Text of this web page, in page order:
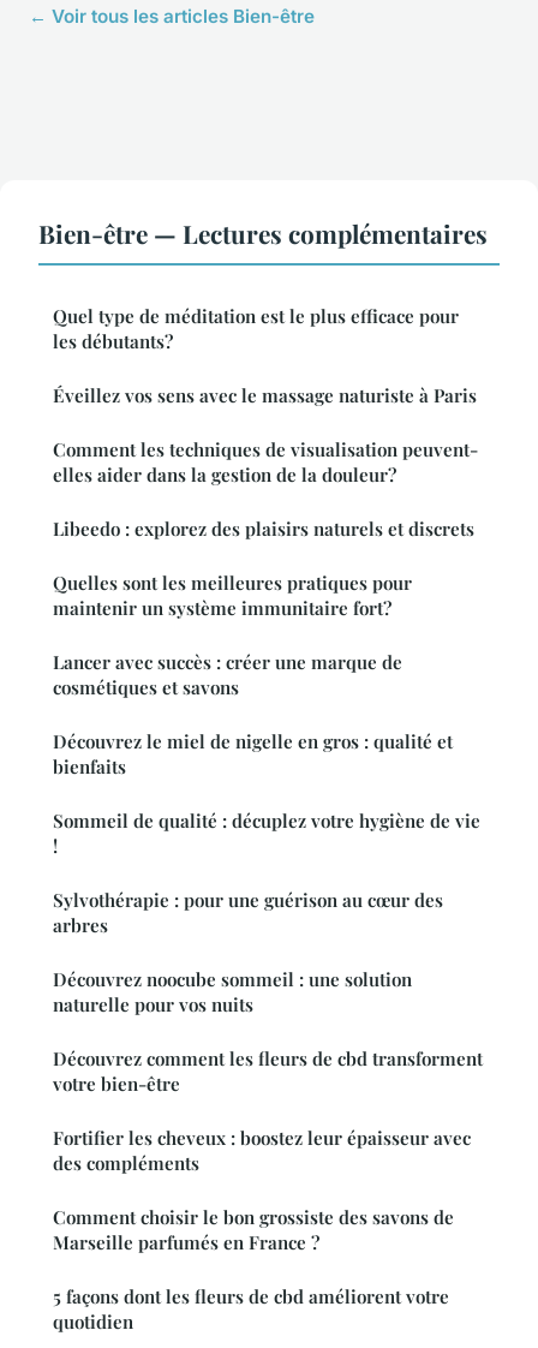
← Voir tous les articles Bien-être
Bien-être — Lectures complémentaires
Quel type de méditation est le plus efficace pour
les débutants?
Éveillez vos sens avec le massage naturiste à Paris
Comment les techniques de visualisation peuvent-
elles aider dans la gestion de la douleur?
Libeedo : explorez des plaisirs naturels et discrets
Quelles sont les meilleures pratiques pour
maintenir un système immunitaire fort?
Lancer avec succès : créer une marque de
cosmétiques et savons
Découvrez le miel de nigelle en gros : qualité et
bienfaits
Sommeil de qualité : décuplez votre hygiène de vie
!
Sylvothérapie : pour une guérison au cœur des
arbres
Découvrez noocube sommeil : une solution
naturelle pour vos nuits
Découvrez comment les fleurs de cbd transforment
votre bien-être
Fortifier les cheveux : boostez leur épaisseur avec
des compléments
Comment choisir le bon grossiste des savons de
Marseille parfumés en France ?
5 façons dont les fleurs de cbd améliorent votre
quotidien